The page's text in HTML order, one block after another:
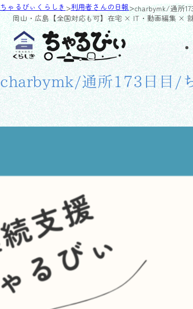
岡山・広島【全国対応も可】在宅 × IT・動画編集 ×
ちゃるびぃくらしき>利用者さんの日報>charbymk/通所
charbymk/通所173日目/